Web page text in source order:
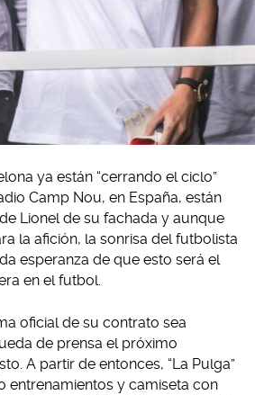
ya están “cerrando el ciclo”
Camp Nou, en España, están
Lionel de su fachada y aunque
la afición, la sonrisa del futbolista
esperanza de que esto será el
en el futbol.
oficial de su contrato sea
de prensa el próximo
A partir de entonces, “La Pulga”
entrenamientos y camiseta con